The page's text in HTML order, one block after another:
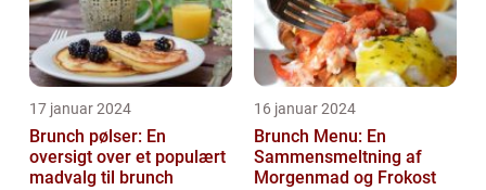
17 januar 2024
Brunch pølser: En
oversigt over et populært
madvalg til brunch
16 januar 2024
Brunch Menu: En
Sammensmeltning af
Morgenmad og Frokost